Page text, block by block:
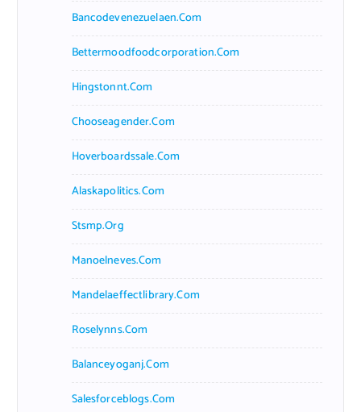
Bancodevenezuelaen.com
Bettermoodfoodcorporation.com
Hingstonnt.com
Chooseagender.com
Hoverboardssale.com
Alaskapolitics.com
Stsmp.org
Manoelneves.com
Mandelaeffectlibrary.com
Roselynns.com
Balanceyoganj.com
Salesforceblogs.com